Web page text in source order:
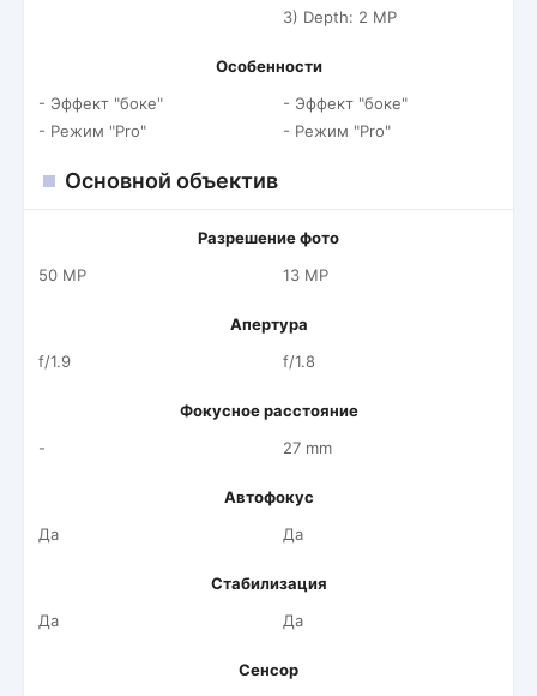
3) Depth: 2 MP
Особенности
- Эффект "боке"
- Режим "Pro"
- Эффект "боке"
- Режим "Pro"
Основной объектив
Разрешение фото
50 MP
13 MP
Апертура
f/1.9
f/1.8
Фокусное расстояние
-
27 mm
Автофокус
Да
Да
Стабилизация
Да
Да
Сенсор